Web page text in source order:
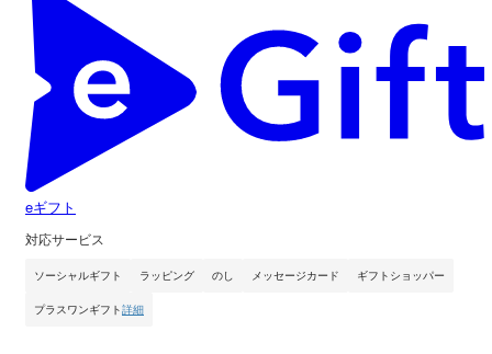
eギフト
対応サービス
ソーシャルギフト ラッピング のし メッセージカード ギフトショッパー
プラスワンギフト詳細